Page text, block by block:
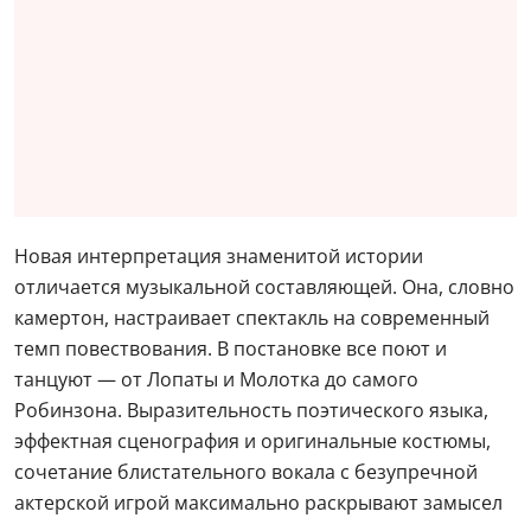
Новая интерпретация знаменитой истории
отличается музыкальной составляющей. Она, словно
камертон, настраивает спектакль на современный
темп повествования. В постановке все поют и
танцуют — от Лопаты и Молотка до самого
Робинзона. Выразительность поэтического языка,
эффектная сценография и оригинальные костюмы,
сочетание блистательного вокала с безупречной
актерской игрой максимально раскрывают замысел